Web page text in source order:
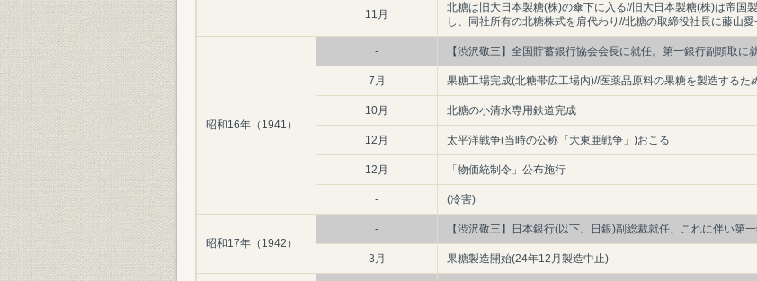
11月
北糖は旧大日本製糖(株)の傘下に入る//旧大日本製糖(株)は帝国
し、同社所有の北糖株式を肩代わり//北糖の取締役社長に藤山
昭和16年（1941）
- 【渋沢敬三】全国貯蓄銀行協会会長に就任。第一銀行副頭取に就
7月 果糖工場完成(北糖帯広工場内)//医薬品原料の果糖を製造するた
10月 北糖の小清水専用鉄道完成
12月 太平洋戦争(当時の公称「大東亜戦争」)おこる
12月 「物価統制令」公布施行
- (冷害)
昭和17年（1942）
- 【渋沢敬三】日本銀行(以下、日銀)副総裁就任、これに伴い第一
3月 果糖製造開始(24年12月製造中止)